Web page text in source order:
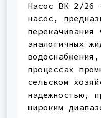
Насос ВК 2/26
насос,
аналогичных
процессах
сельском
надежностью,
широким